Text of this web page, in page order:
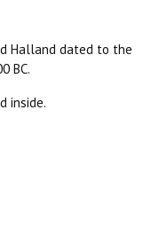
Halland dated to the
BC.
inside.